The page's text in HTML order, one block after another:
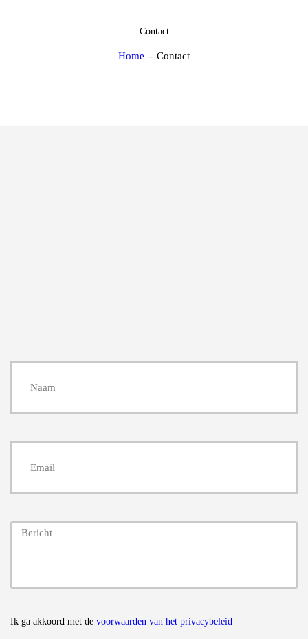
Contact
Home Contact
Ik ga akkoord met de voorwaarden van het privacybeleid